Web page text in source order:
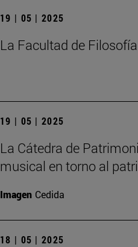
19 | 05 | 2025
La Facultad de
19 | 05 | 2025
La Cátedra de
musical en torno al
Imagen Cedida
18 | 05 | 2025